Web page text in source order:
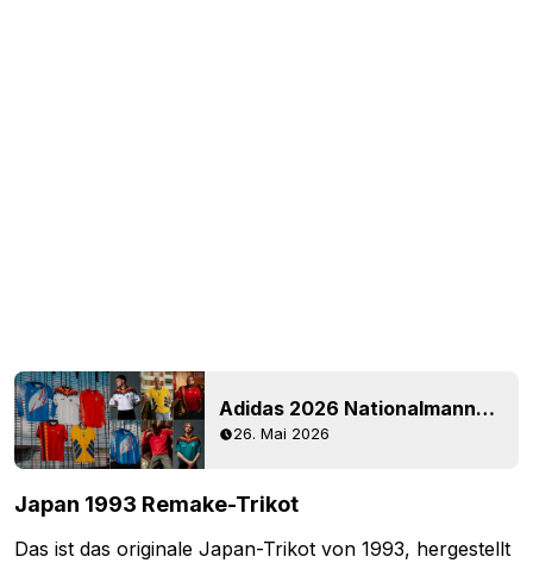
Adidas 2026 Nationalmannschafts-Remake-Trikots veröffentlicht
26. Mai 2026
Japan 1993 Remake-Trikot
Das ist das originale Japan-Trikot von 1993, hergestellt